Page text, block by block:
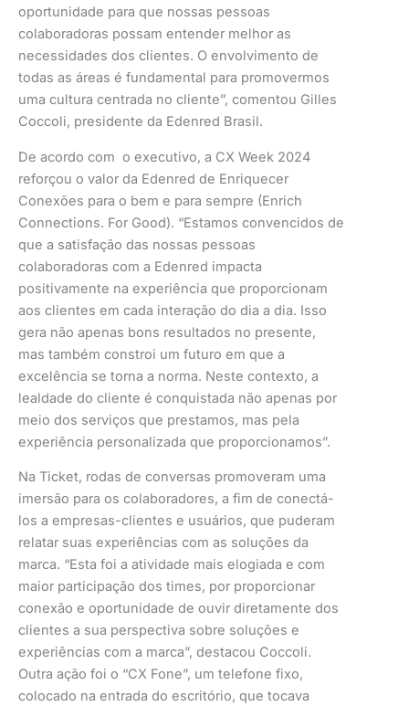
oportunidade para que nossas pessoas
colaboradoras possam entender melhor as
necessidades dos clientes. O envolvimento de
todas as áreas é fundamental para promovermos
uma cultura centrada no cliente”, comentou Gilles
Coccoli, presidente da Edenred Brasil.
De acordo com o executivo, a CX Week 2024
reforçou o valor da Edenred de Enriquecer
Conexões para o bem e para sempre (Enrich
Connections. For Good). “Estamos convencidos de
que a satisfação das nossas pessoas
colaboradoras com a Edenred impacta
positivamente na experiência que proporcionam
aos clientes em cada interação do dia a dia. Isso
gera não apenas bons resultados no presente,
mas também constroi um futuro em que a
excelência se torna a norma. Neste contexto, a
lealdade do cliente é conquistada não apenas por
meio dos serviços que prestamos, mas pela
experiência personalizada que proporcionamos”.
Na Ticket, rodas de conversas promoveram uma
imersão para os colaboradores, a fim de conectá-
los a empresas-clientes e usuários, que puderam
relatar suas experiências com as soluções da
marca. “Esta foi a atividade mais elogiada e com
maior participação dos times, por proporcionar
conexão e oportunidade de ouvir diretamente dos
clientes a sua perspectiva sobre soluções e
experiências com a marca”, destacou Coccoli.
Outra ação foi o “CX Fone”, um telefone fixo,
colocado na entrada do escritório, que tocava